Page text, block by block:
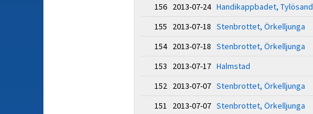
156 2013-07-24 Handikappbadet, Tylösand
155 2013-07-18 Stenbrottet, Örkelljunga
154 2013-07-18 Stenbrottet, Örkelljunga
153 2013-07-17 Halmstad
152 2013-07-07 Stenbrottet, Örkelljunga
151 2013-07-07 Stenbrottet, Örkelljunga